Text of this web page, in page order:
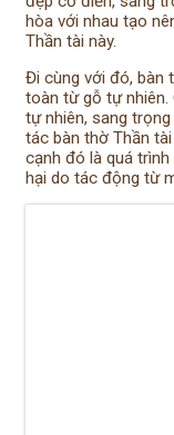
hòa với nhau tạo
Thần tài này.
Đi cùng với đó, bàn
toàn từ gỗ tự
tự nhiên, sang
tác bàn thờ Thần
cạnh đó là quá
hại do tác động từ